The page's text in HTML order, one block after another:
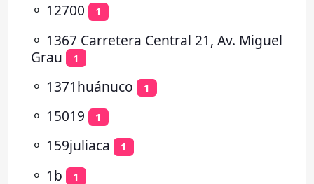
⚬ 12700 1
⚬ 1367 Carretera Central 21, Av. Miguel
Grau
1
⚬ 1371huánuco 1
⚬ 15019 1
⚬ 159juliaca 1
⚬ 1b 1